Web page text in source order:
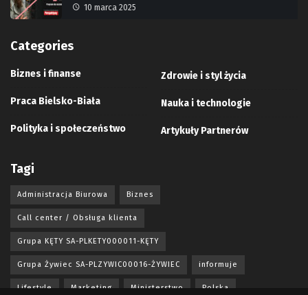
10 marca 2025
Categories
Biznes i finanse
Praca Bielsko-Biała
Polityka i społeczeństwo
Zdrowie i styl życia
Nauka i technologie
Artykuły Partnerów
Tagi
Administracja Biurowa Biznes
Call center / Obsługa klienta
Grupa KĘTY SA-PLKETY000011-KĘTY
Grupa Żywiec SA-PLZYWIC00016-ŻYWIEC informuje
Lifestyle Marketing Ministerstwo Polska